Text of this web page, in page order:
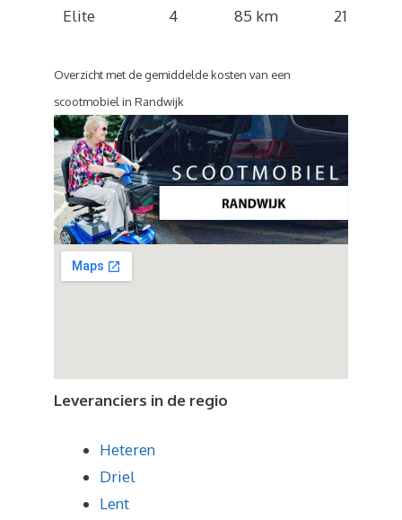
Elite 4 85 km 21 km/u
Overzicht met de gemiddelde kosten van een
scootmobiel in Randwijk
Leveranciers in de regio
Heteren
Driel
Lent